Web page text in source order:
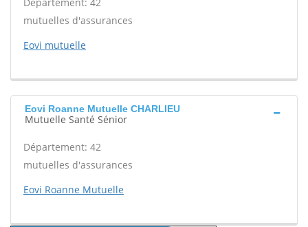
mutuelles d'assurances
Eovi mutuelle
Eovi Roanne Mutuelle CHARLIEU
Mutuelle Santé Sénior
Département: 42
mutuelles d'assurances
Eovi Roanne Mutuelle